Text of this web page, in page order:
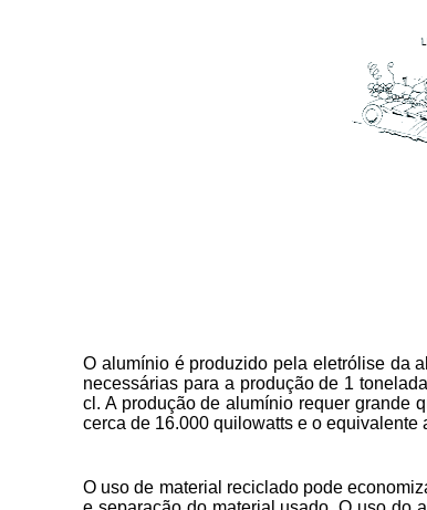
O alumínio é produzido pela eletrólise da
necessárias para a produção de 1
cl. A produção de alumínio requer grande
cerca de 16.000 quilowatts e o equivalente
O uso de material reciclado pode